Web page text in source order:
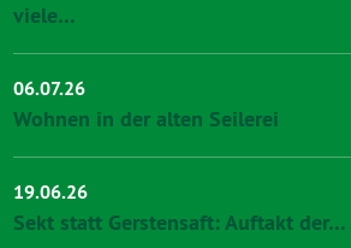
viele…
06.07.26
Wohnen in der alten Seilerei
19.06.26
Sekt statt Gerstensaft: Auftakt der…